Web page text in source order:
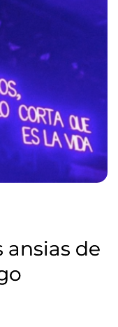
ansias de